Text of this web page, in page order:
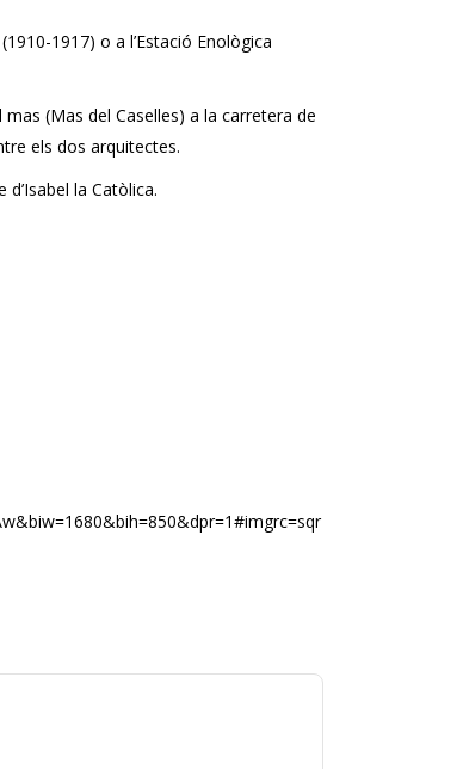
1917) o a l’Estació Enològica
(Mas del Caselles) a la carretera de
els dos arquitectes.
la Catòlica.